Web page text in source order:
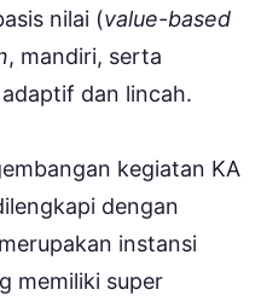
nilai (value-based
, mandiri, serta
dan lincah.
kegiatan KA
dengan
instansi
memiliki super